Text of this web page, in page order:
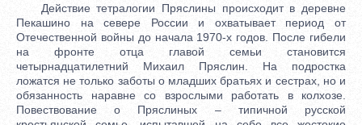
Действие тетралогии Пряслины происходит в деревне
Пекашино на севере России и охватывает период от
Отечественной войны до начала 1970-х годов. После гибели
на фронте отца главой семьи становится
четырнадцатилетний Михаил Пряслин. На подростка
ложатся не только заботы о младших братьях и сестрах, но и
обязанность наравне со взрослыми работать в колхозе.
Повествование о Пряслиных – типичной русской